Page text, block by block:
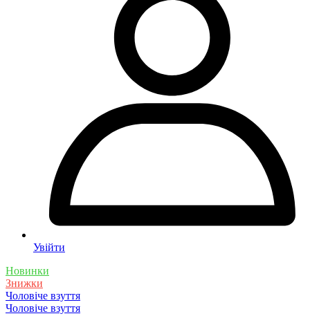
Увійти
Новинки
Знижки
Чоловіче взуття
Чоловіче взуття